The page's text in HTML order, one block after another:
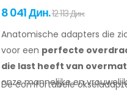
8 041 Дин.12 113 Дин.
Anatomische adapters die
voor een perfecte
die last heeft van
onze mannelijkeen
De comfortabele